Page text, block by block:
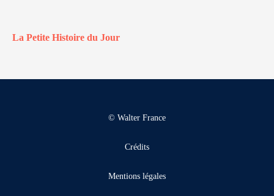
La Petite Histoire du Jour
© Walter France
Crédits
Mentions légales